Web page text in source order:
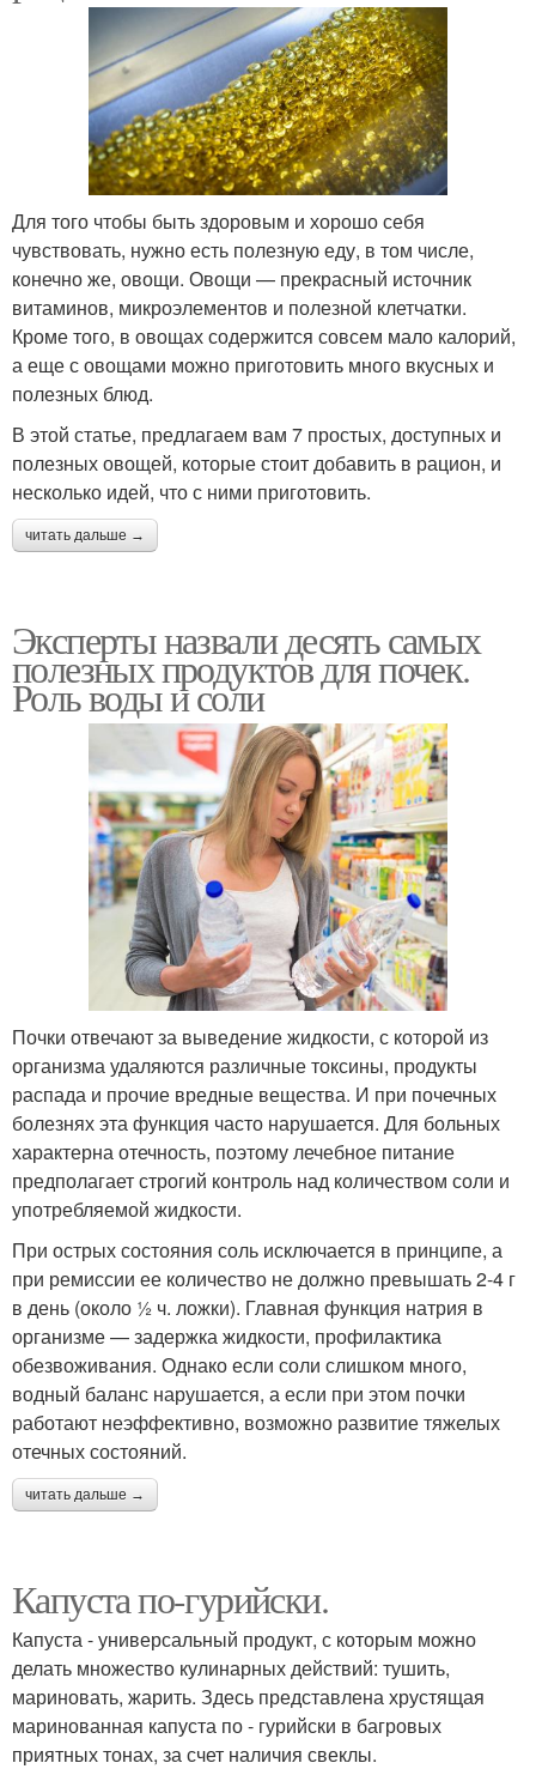
Для того чтобы быть здоровым и хорошо себя
чувствовать, нужно есть полезную еду, в том числе,
конечно же, овощи. Овощи — прекрасный источник
витаминов, микроэлементов и полезной клетчатки.
Кроме того, в овощах содержится совсем мало калорий,
а еще с овощами можно приготовить много вкусных и
полезных блюд.
В этой статье, предлагаем вам 7 простых, доступных и
полезных овощей, которые стоит добавить в рацион, и
несколько идей, что с ними приготовить.
читать дальше →
Эксперты назвали десять самых
полезных продуктов для почек.
Роль воды и соли
Почки отвечают за выведение жидкости, с которой из
организма удаляются различные токсины, продукты
распада и прочие вредные вещества. И при почечных
болезнях эта функция часто нарушается. Для больных
характерна отечность, поэтому лечебное питание
предполагает строгий контроль над количеством соли и
употребляемой жидкости.
При острых состояния соль исключается в принципе, а
при ремиссии ее количество не должно превышать 2-4 г
в день (около ½ ч. ложки). Главная функция натрия в
организме — задержка жидкости, профилактика
обезвоживания. Однако если соли слишком много,
водный баланс нарушается, а если при этом почки
работают неэффективно, возможно развитие тяжелых
отечных состояний.
читать дальше →
Капуста по-гурийски.
Капуста - универсальный продукт, с которым можно
делать множество кулинарных действий: тушить,
мариновать, жарить. Здесь представлена хрустящая
маринованная капуста по - гурийски в багровых
приятных тонах, за счет наличия свеклы.